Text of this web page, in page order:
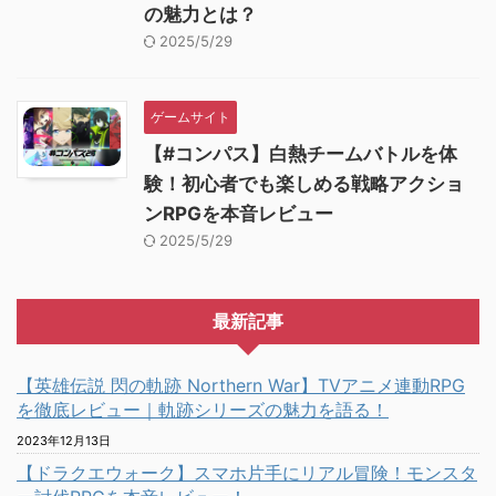
の魅力とは？
2025/5/29
ゲームサイト
【#コンパス】白熱チームバトルを体
験！初心者でも楽しめる戦略アクショ
ンRPGを本音レビュー
2025/5/29
最新記事
【英雄伝説 閃の軌跡 Northern War】TVアニメ連動RPG
を徹底レビュー｜軌跡シリーズの魅力を語る！
2023年12月13日
【ドラクエウォーク】スマホ片手にリアル冒険！モンスタ